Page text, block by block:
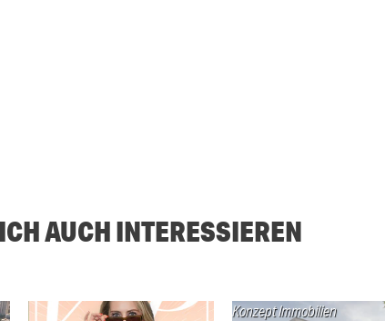
AUCH INTERESSIEREN
Konzept Immobilien